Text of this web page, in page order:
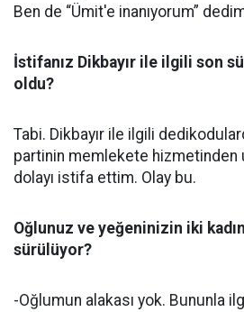
Ben de “Ümit'e inanıyorum”
İstifanız Dikbayır ile ilgili son
oldu?
Tabi. Dikbayır ile ilgili
partinin memlekete hizmetinden
dolayı istifa ettim. Olay bu.
Oğlunuz ve yeğeninizin iki
sürülüyor?
-Oğlumun alakası yok. Bununla